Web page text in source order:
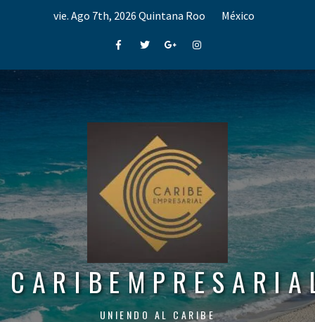
vie. Ago 7th, 2026 Quintana Roo México
FacebookTwitterGoogle+Instagram
UNIENDO AL CARIBE